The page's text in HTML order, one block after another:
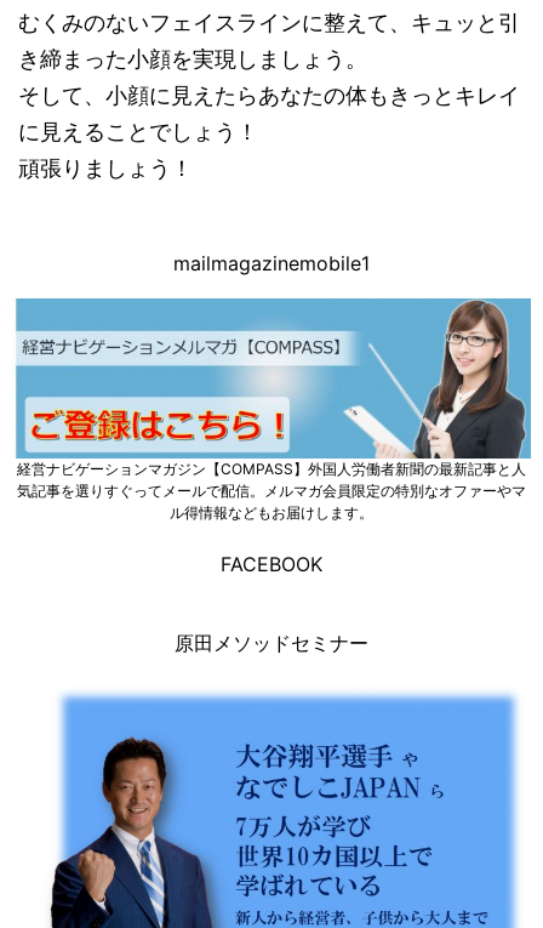
むくみのないフェイスラインに整えて、キュッと引
き締まった小顔を実現しましょう。
そして、小顔に見えたらあなたの体もきっとキレイ
に見えることでしょう！
頑張りましょう！
mailmagazinemobile1
経営ナビゲーションマガジン【COMPASS】外国人労働者新聞の最新記事と人
気記事を選りすぐってメールで配信。メルマガ会員限定の特別なオファーやマ
ル得情報などもお届けします。
FACEBOOK
原田メソッドセミナー